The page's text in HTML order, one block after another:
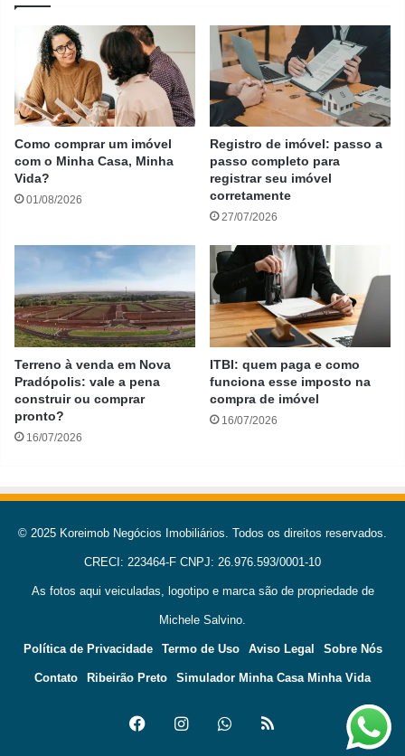
Como comprar um imóvel
com o Minha Casa, Minha
Vida?
01/08/2026
Registro de imóvel: passo a
passo completo para
registrar seu imóvel
corretamente
27/07/2026
Terreno à venda em Nova
Pradópolis: vale a pena
construir ou comprar
pronto?
16/07/2026
ITBI: quem paga e como
funciona esse imposto na
compra de imóvel
16/07/2026
© 2025 Koreimob Negócios Imobiliários. Todos os direitos reservados.
CRECI: 223464-F CNPJ: 26.976.593/0001-10
As fotos aqui veiculadas, logotipo e marca são de propriedade de
Michele Salvino.
Política de Privacidade Termo de Uso Aviso Legal Sobre Nós
Contato Ribeirão Preto Simulador Minha Casa Minha Vida
FacebookInstagramWhatsApp
RSS